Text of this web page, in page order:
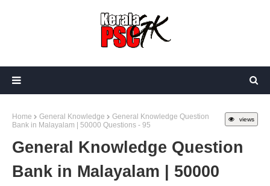
views
Home General Knowledge
General Knowledge Question
Bank in Malayalam | 50000 Questions - 95
General Knowledge Question
Bank in Malayalam | 50000